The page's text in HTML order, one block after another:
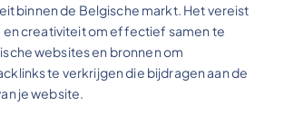
binnen de Belgische markt. Het vereist
creativiteit om effectief samen te
websites en bronnen om
te verkrijgen die bijdragen aan de
je website.